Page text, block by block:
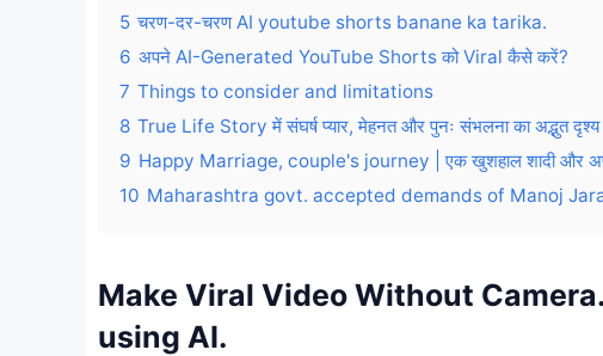
5 चरण-दर-चरण AI youtube shorts banane ka tarika.
6 अपने AI-Generated YouTube Shorts को Viral कैसे करें?
7 Things to consider and limitations
8 True Life Story में संघर्ष प्यार, मेहनत और पुनः संभलना का अद्भुत
9 Happy Marriage, couple's journey | एक खुशहाल शादी और
10 Maharashtra govt. accepted demands of Manoj
Make Viral Video Without
using AI.